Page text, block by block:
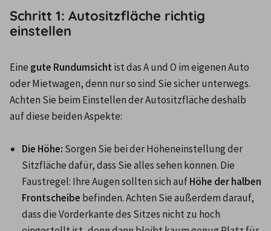
Schritt 1: Autositzfläche richtig
einstellen
Eine gute Rundumsicht ist das A und O im eigenen Auto
oder Mietwagen, denn nur so sind Sie sicher unterwegs.
Achten Sie beim Einstellen der Autositzfläche deshalb
auf diese beiden Aspekte:
Die Höhe: Sorgen Sie bei der Höheneinstellung der
Sitzfläche dafür, dass Sie alles sehen können. Die
Faustregel: Ihre Augen sollten sich auf Höhe der halben
Frontscheibe befinden. Achten Sie außerdem darauf,
dass die Vorderkante des Sitzes nicht zu hoch